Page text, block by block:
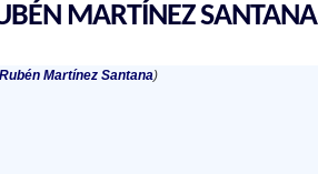
MARTÍNEZ SANTANA
Martínez Santana)